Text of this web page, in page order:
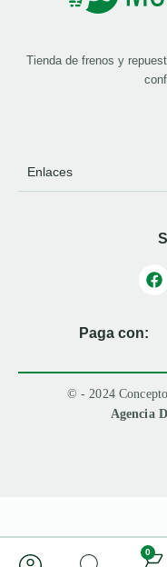
0
Tienda de frenos y
Enlaces
Paga con:
© - 2024
Agencia